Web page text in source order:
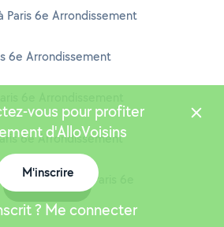
Paris 6e Arrondissement
6e Arrondissement
6e Arrondissement
papier peint à Paris 6e
vous pour profiter
d'AlloVoisins
M'inscrire
? Me connecter